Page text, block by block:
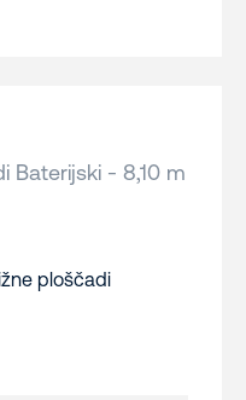
Baterijski - 8,10 m